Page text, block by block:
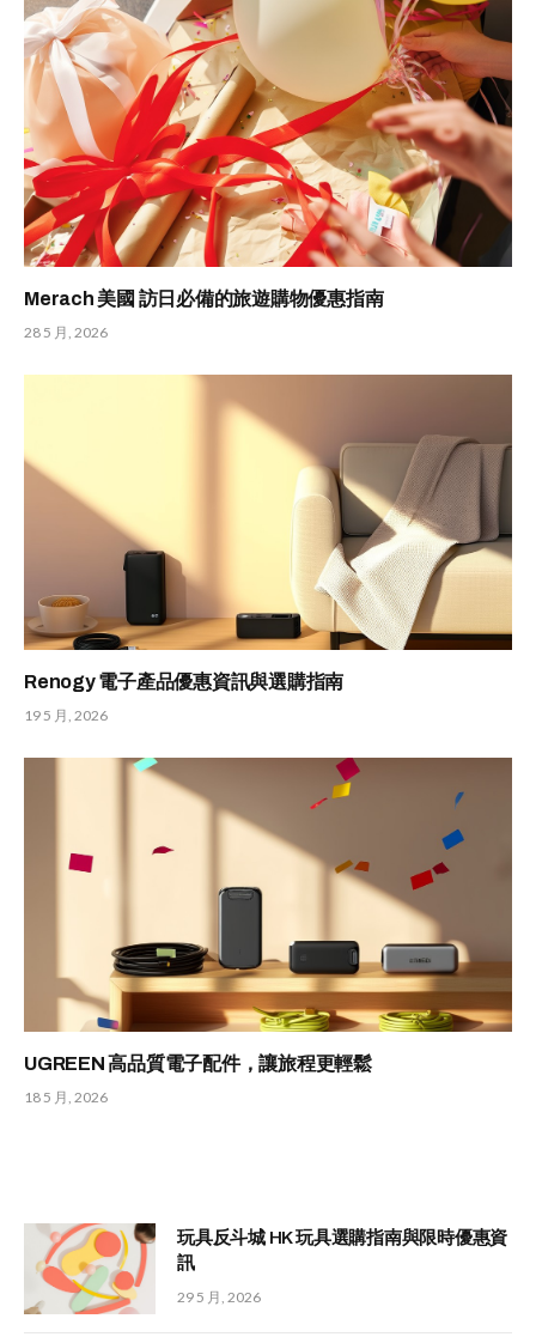
Merach 美國 訪日必備的旅遊購物優惠指南
28 5 月, 2026
Renogy 電子產品優惠資訊與選購指南
19 5 月, 2026
UGREEN 高品質電子配件，讓旅程更輕鬆
18 5 月, 2026
玩具反斗城 HK 玩具選購指南與限時優惠資
訊
29 5 月, 2026